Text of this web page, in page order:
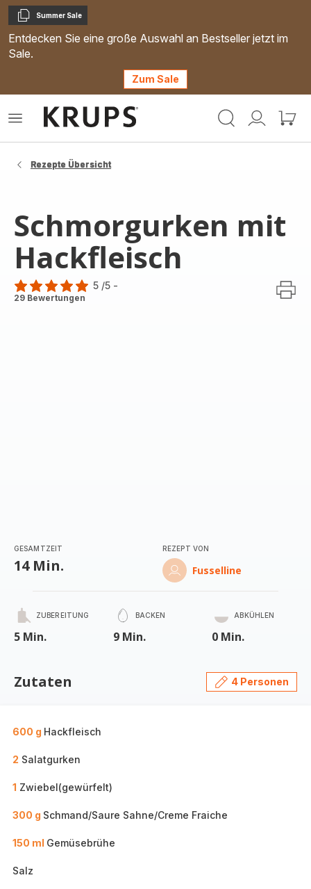
Kopieren
Summer Sale
Entdecken Sie eine große Auswahl an Bestseller jetzt im
Sale.
Zum Sale
Mein
Mein
Das
Rezepte Übersicht
Schmorgurken mit
Hackfleisch
Bewertung
5 /5 -
29 Bewertungen
GESAMTZEIT
14 Min.
REZEPT VON
Fusselline
ZUBEREITUNG
5 Min.
BACKEN
9 Min.
ABKÜHLEN
0 Min.
Zutaten 4 Personen
600 g Hackfleisch
2 Salatgurken
1 Zwiebel(gewürfelt)
300 g Schmand/Saure Sahne/Creme Fraiche
150 ml Gemüsebrühe
Salz